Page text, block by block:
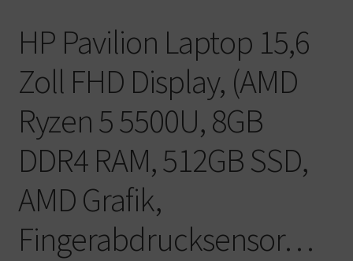
HP Pavilion Laptop 15,6
Zoll FHD Display, (AMD
Ryzen 5 5500U, 8GB
DDR4 RAM, 512GB SSD,
AMD Grafik,
Fingerabdrucksensor…